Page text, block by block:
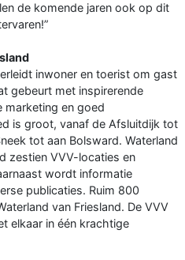
de komende jaren ook op dit
inwoner en toerist om gast
gebeurt met inspirerende
marketing en goed
is groot, vanaf de Afsluitdijk tot
tot aan Bolsward. Waterland
zestien VVV-locaties en
wordt informatie
publicaties. Ruim 800
van Friesland. De VVV
elkaar in één krachtige